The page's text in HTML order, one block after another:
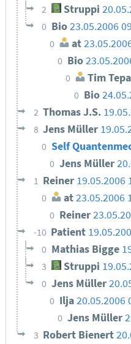
2 Struppi
0 Bio23.05.2006
0 at
0 Bio
0 Tim
0 Bio
2 Thomas J.S.
8 Jens Müller
0 Self
0 Jens Müller
1 Reiner 19.05.2006
0 at 23.05.2006
0 Reiner
-10 Patient
0 Mathias Bigge
3 Struppi
0 Jens Müller
0 Ilja20.05.2006
0 Jens Müller
3 Robert Bienert